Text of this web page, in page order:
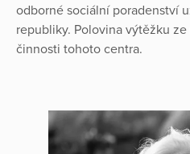
odborné sociální poradenství
republiky. Polovina výtěžku
činnosti tohoto centra.